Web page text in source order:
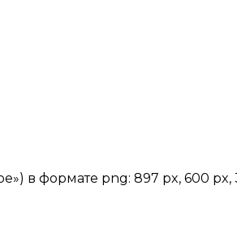
в формате png: 897 px, 600 px,